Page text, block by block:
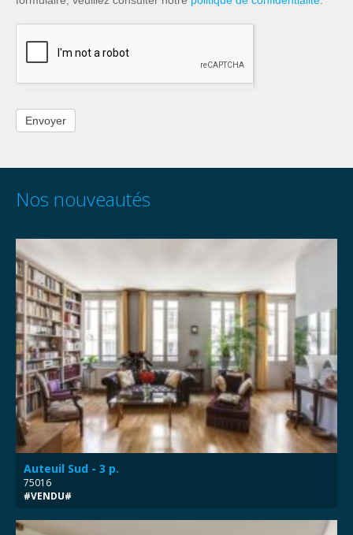
Nos nouveautés
Auteuil Sud - 3 p.
75016
#VENDU#